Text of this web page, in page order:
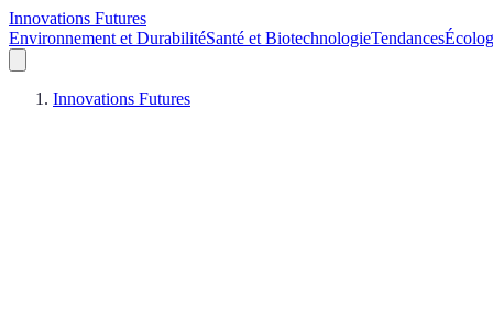
Innovations Futures
Environnement et DurabilitéSanté et BiotechnologieTendances
Innovations Futures